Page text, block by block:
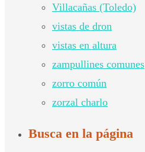
Villacañas (Toledo)
vistas de dron
vistas en altura
zampullines comunes
zorro común
zorzal charlo
Busca en la página